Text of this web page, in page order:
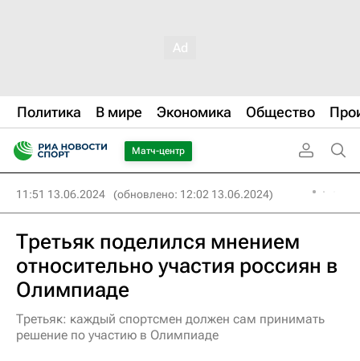
Политика В мире Экономика Общество
Матч-центр
11:51 13.06.2024 (обновлено: 12:02 13.06.2024)
Третьяк поделился мнением
относительно участия россиян в
Олимпиаде
Третьяк: каждый спортсмен должен сам принимать
решение по участию в Олимпиаде